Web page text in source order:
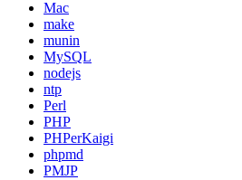
Mac
make
munin
MySQL
nodejs
ntp
Perl
PHP
PHPerKaigi
phpmd
PMJP